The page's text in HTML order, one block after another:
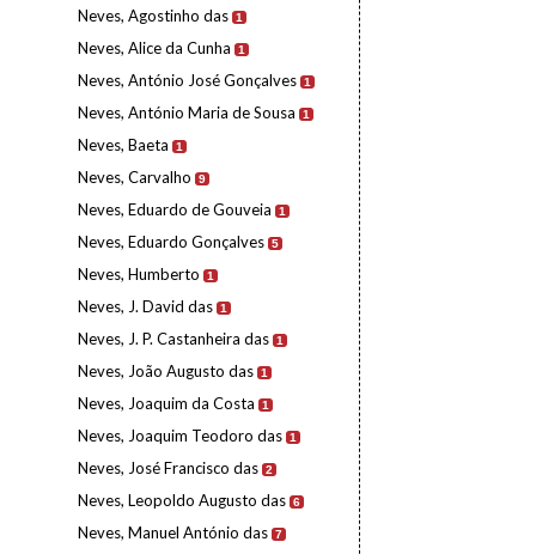
Neves, Agostinho das 1
Neves, Alice da Cunha 1
Neves, António José Gonçalves 1
Neves, António Maria de Sousa 1
Neves, Baeta 1
Neves, Carvalho 9
Neves, Eduardo de Gouveia 1
Neves, Eduardo Gonçalves 5
Neves, Humberto 1
Neves, J. David das 1
Neves, J. P. Castanheira das 1
Neves, João Augusto das 1
Neves, Joaquim da Costa 1
Neves, Joaquim Teodoro das 1
Neves, José Francisco das 2
Neves, Leopoldo Augusto das 6
Neves, Manuel António das 7